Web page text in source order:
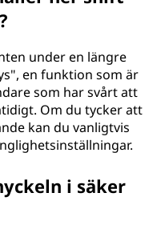
under en längre
en funktion som är
som har svårt att
Om du tycker att
kan du vanligtvis
i säker